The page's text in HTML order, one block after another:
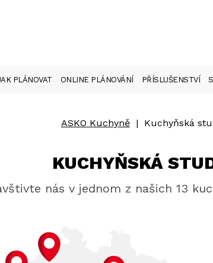
PLÁNOVAT ONLINE PLÁNOVÁNÍ PŘÍSLUŠENSTVÍ
ASKO Kuchyně | Kuchyňská
KUCHYŇSKÁ
nás v jednom z našich 13